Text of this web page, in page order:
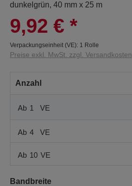
dunkelgrün, 40 mm x 25 m
9,92 € *
Verpackungseinheit (VE): 1 Rolle
Preise exkl. MwSt. zzgl. Versandkosten
Anzahl
Ab 1 VE
Ab 4 VE
Ab 10 VE
Bandbreite